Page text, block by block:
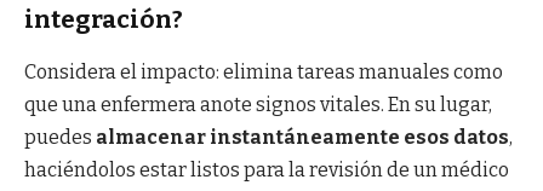
integración?
Considera el impacto: elimina tareas manuales como
que una enfermera anote signos vitales. En su lugar,
puedes almacenar instantáneamente esos datos,
haciéndolos estar listos para la revisión de un médico